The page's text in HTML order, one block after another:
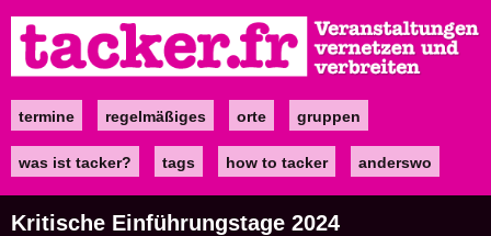
zum
Inhalt
Maintermine regelmäßiges orte gruppen
was ist tacker? tags how to tacker anderswo
Kritische Einführungstage 2024